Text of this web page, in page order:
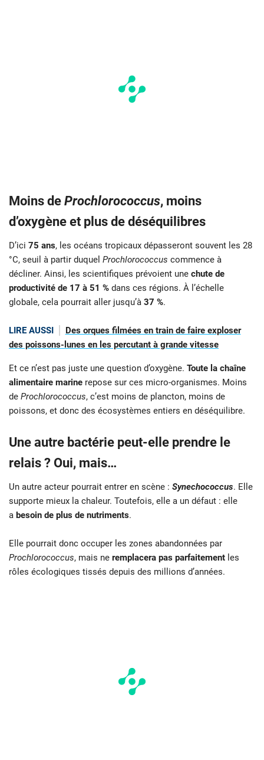
Moins de Prochlorococcus, moins
d’oxygène et plus de déséquilibres
D’ici 75 ans, les océans tropicaux dépasseront souvent les 28
°C, seuil à partir duquel Prochlorococcus commence à
décliner. Ainsi, les scientifiques prévoient une chute de
productivité de 17 à 51 % dans ces régions. À l’échelle
globale, cela pourrait aller jusqu’à 37 %.
LIRE AUSSI
Des orques filmées en train de faire exploser
des poissons-lunes en les percutant à grande vitesse
Et ce n’est pas juste une question d’oxygène. Toute la chaîne
alimentaire marine repose sur ces micro-organismes. Moins
de Prochlorococcus, c’est moins de plancton, moins de
poissons, et donc des écosystèmes entiers en déséquilibre.
Une autre bactérie peut-elle prendre le
relais ? Oui, mais…
Un autre acteur pourrait entrer en scène : Synechococcus. Elle
supporte mieux la chaleur. Toutefois, elle a un défaut : elle
a besoin de plus de nutriments.
Elle pourrait donc occuper les zones abandonnées par
Prochlorococcus, mais ne remplacera pas parfaitement les
rôles écologiques tissés depuis des millions d’années.